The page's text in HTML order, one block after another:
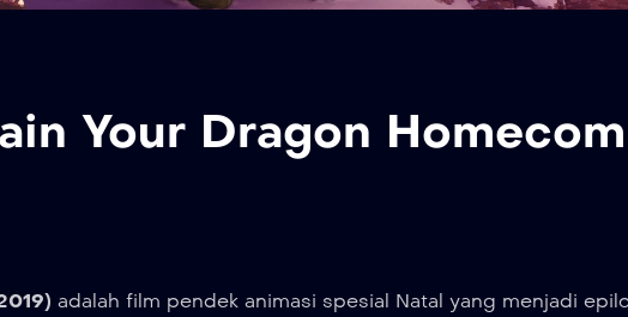
Your Dragon
adalah film pendek animasi spesial Natal yang menjadi